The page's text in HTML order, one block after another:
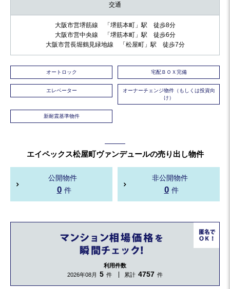
交通
大阪市営堺筋線 「堺筋本町」駅 徒歩8分
大阪市営中央線 「堺筋本町」駅 徒歩6分
大阪市営長堀鶴見緑地線 「松屋町」駅 徒歩7分
オートロック 宅配ＢＯＸ完備
エレベーター
オーナーチェンジ物件（もしくは投資向
け）
新耐震基準物件
エイペックス松屋町ヴァンデュールの売り出し物件
公開物件
0 件
非公開物件
0 件
利用件数
2026年08月
5 件 累計 4757 件